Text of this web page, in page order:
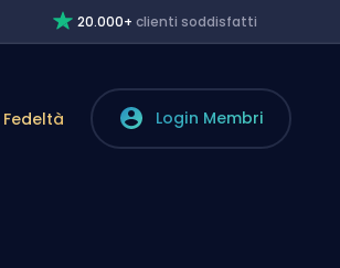
20.000+clienti soddisfatti
Fedeltà Login Membri